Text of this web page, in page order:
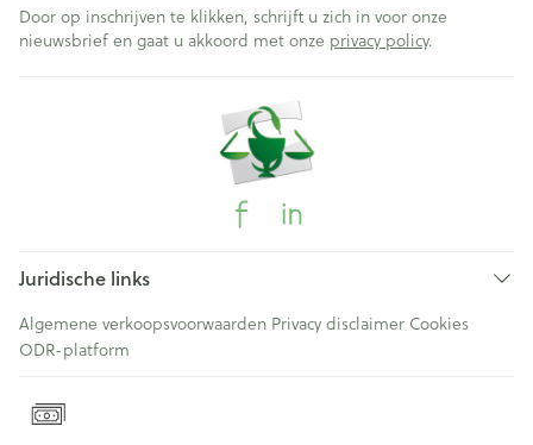
Door op inschrijven te klikken, schrijft u zich in voor onze
nieuwsbrief en gaat u akkoord met onze privacy policy.
Juridische links
Algemene verkoopsvoorwaarden Privacy disclaimer Cookies
ODR-platform